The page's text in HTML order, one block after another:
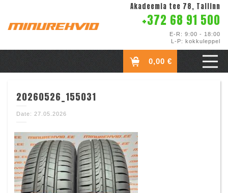
Akadeemia tee 78, Tallinn
+372 68 91 500
E-R: 9:00 - 18:00
L-P: kokkuleppel
0,00 €
20260526_155031
Date: 27.05.2026